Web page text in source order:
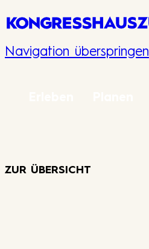
Navigation überspringen
ZUR ÜBERSICHT